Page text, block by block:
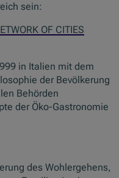
sein:
OF CITIES
in Italien mit dem
der Bevölkerung
Behörden
der Öko-Gastronomie
des Wohlergehens,